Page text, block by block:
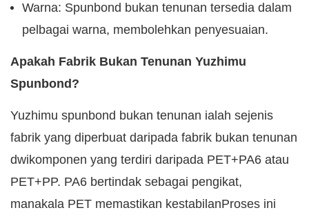
Warna: Spunbond bukan tenunan tersedia dalam
pelbagai warna, membolehkan penyesuaian.
Apakah Fabrik Bukan Tenunan Yuzhimu
Spunbond?
Yuzhimu spunbond bukan tenunan ialah sejenis
fabrik yang diperbuat daripada fabrik bukan tenunan
dwikomponen yang terdiri daripada PET+PA6 atau
PET+PP. PA6 bertindak sebagai pengikat,
manakala PET memastikan kestabilanProses ini